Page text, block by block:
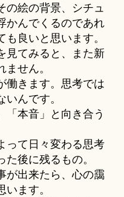
の絵の背景、シチュ
かんでくるのであれ
良いと思います。
見てみると、また新
せん。
働きます。思考では
んです。
「本音」と向き合う
って日々変わる思考
後に残るもの。
が出来たら、心の靄
ます。